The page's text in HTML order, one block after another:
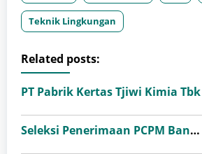
Teknik Lingkungan
Related posts:
PT Pabrik Kertas Tjiwi Kimia Tbk
Seleksi Penerimaan PCPM Bank Indonesia Angkatan 41